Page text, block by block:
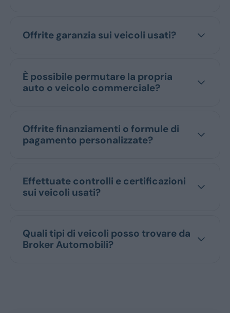
Berlina
Station Wagon
Offrite garanzia sui veicoli usati?
È possibile permutare la propria
auto o veicolo commerciale?
Offrite finanziamenti o formule di
pagamento personalizzate?
Effettuate controlli e certificazioni
sui veicoli usati?
Quali tipi di veicoli posso trovare da
Broker Automobili?